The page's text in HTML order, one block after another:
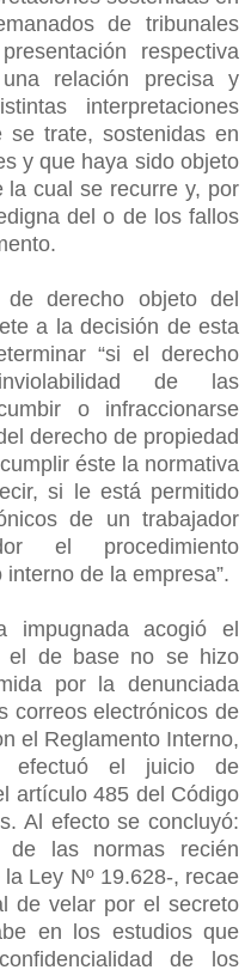
de tribunales
respectiva
relación precisa y
interpretaciones
trate, sostenidas en
y que haya sido objeto
la cual se recurre y, por
del o de los fallos
derecho objeto del
a la decisión de esta
“si el derecho
de las
o infraccionarse
derecho de propiedad
éste la normativa
si le está permitido
de un trabajador
el procedimiento
de la empresa”.
impugnada acogió el
el de base no se hizo
por la denunciada
correos electrónicos de
el Reglamento Interno,
efectuó el juicio de
artículo 485 del Código
Al efecto se concluyó:
de las normas recién
Ley Nº 19.628-, recae
de velar por el secreto
en los estudios que
de los